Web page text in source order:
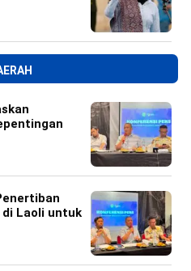
Laoli untuk